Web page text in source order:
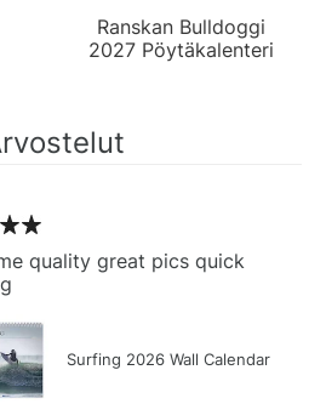
Ranskan Bulldoggi
2027 Pöytäkalenteri
quality great pics quick
Surfing 2026 Wall Calendar